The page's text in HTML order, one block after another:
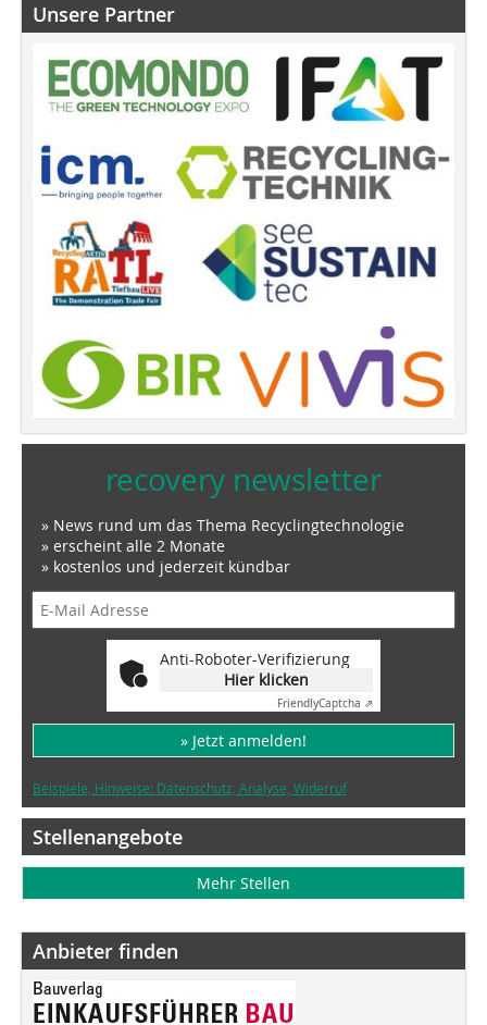
Unsere Partner
recovery newsletter
» News rund um das Thema Recyclingtechnologie
» erscheint alle 2 Monate
» kostenlos und jederzeit kündbar
Anti-Roboter-Verifizierung
Hier klicken
FriendlyCaptcha ⇗
» Jetzt anmelden!
Beispiele, Hinweise: Datenschutz, Analyse, Widerruf
Stellenangebote
Mehr Stellen
Anbieter finden